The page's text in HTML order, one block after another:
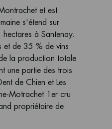
et est
s'étend sur
à Santenay.
et de 35 % de vins
la production totale
une partie des trois
de Chien et Les
Motrachet 1er cru
propriétaire de